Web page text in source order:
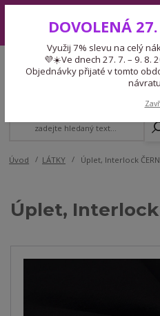
7. – 9. 8. 2026 čerpáme
odešleme ihned po
Expedice 775 866 913
Po-Čt 9-15:30 Pá 9-14:30 Pauza 13-
Úvod LÁTKY Úplet, Interlock
Úplet, Interlock
DOVOLENÁ
Využij 7% slevu na celý
💜☀️Ve dnech 27. 7. – 9. 8.
Objednávky přijaté v tomto